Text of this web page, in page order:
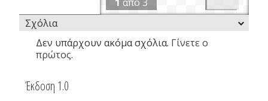
Σχόλια
Δεν υπάρχουν ακόμα σχόλια. Γίνετε ο
πρώτος.
Έκδοση 1.0